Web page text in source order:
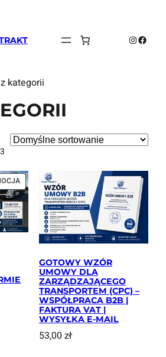
kategorii
PRODUKT
W
PROMOCJI
GOTOWY WZÓR
UMOWY DLA
ZARZĄDZAJĄCEGO
TRANSPORTEM (CPC) –
WSPÓŁPRACA B2B |
FAKTURA VAT |
WYSYŁKA E-MAIL
53,00 zł